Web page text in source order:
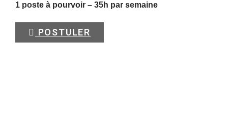
1 poste à pourvoir – 35h par semaine
POSTULER